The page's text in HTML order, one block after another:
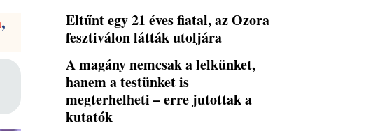
,
Eltűnt egy 21 éves fiatal, az Ozora
fesztiválon látták utoljára
A magány nemcsak a lelkünket,
hanem a testünket is
megterhelheti – erre jutottak a
kutatók